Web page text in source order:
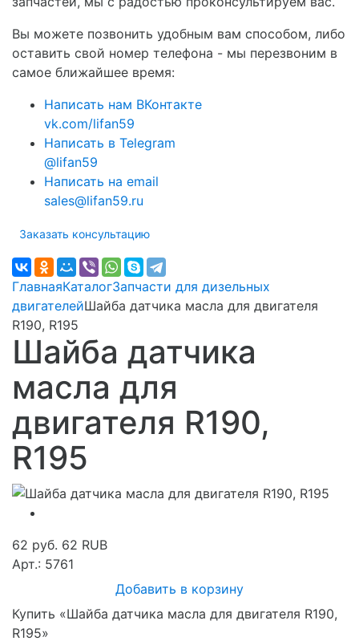
Вы можете позвонить удобным вам способом, либо
оставить свой номер телефона - мы перезвоним в
самое ближайшее время:
Написать нам ВКонтакте
vk.com/lifan59
Написать в Telegram
@lifan59
Написать на email
sales@lifan59.ru
Заказать консультацию
ГлавнаяКаталогЗапчасти для дизельных
двигателейШайба датчика масла для двигателя
R190, R195
Шайба датчика
масла для
двигателя R190,
R195
62 руб. 62 RUB
Арт.: 5761
Добавить в корзину
Купить «Шайба датчика масла для двигателя R190,
R195»